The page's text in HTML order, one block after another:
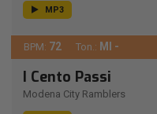
MP3
BPM: 72 Ton.: MI -
I Cento Passi
Modena City Ramblers